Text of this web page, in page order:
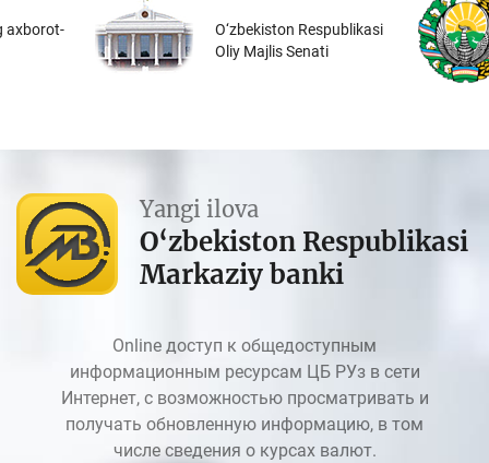
axborot-
O‘zbekiston Respublikasi
Oliy Majlis Senati
Yangi ilova
O‘zbekiston Respublikasi
Markaziy banki
Online доступ к общедоступным
информационным ресурсам ЦБ РУз в сети
Интернет, с возможностью просматривать и
получать обновленную информацию, в том
числе сведения о курсах валют.